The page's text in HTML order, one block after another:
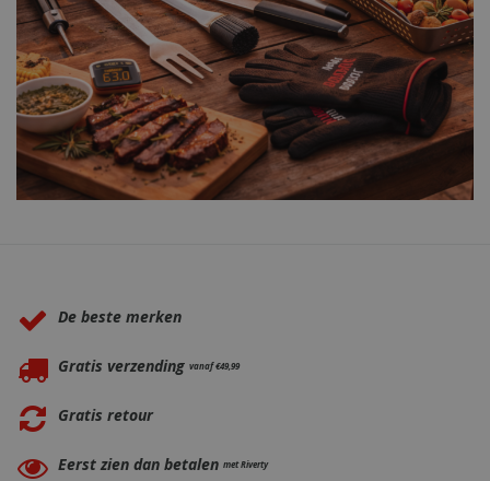
De beste merken
Gratis verzending vanaf €49,99
Gratis retour
Eerst zien dan betalen met Riverty